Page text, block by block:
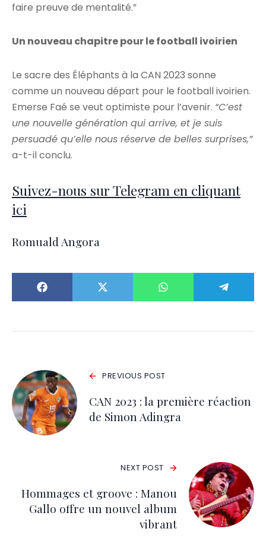
faire preuve de mentalité.”
Un nouveau chapitre pour le football ivoirien
Le sacre des Éléphants à la CAN 2023 sonne
comme un nouveau départ pour le football ivoirien.
Emerse Faé se veut optimiste pour l’avenir. “C’est
une nouvelle génération qui arrive, et je suis
persuadé qu’elle nous réserve de belles surprises,”
a-t-il conclu.
Suivez-nous sur Telegram en cliquant
ici
Romuald Angora
PREVIOUS POST
CAN 2023 : la première réaction
de Simon Adingra
NEXT POST
Hommages et groove : Manou
Gallo offre un nouvel album
vibrant